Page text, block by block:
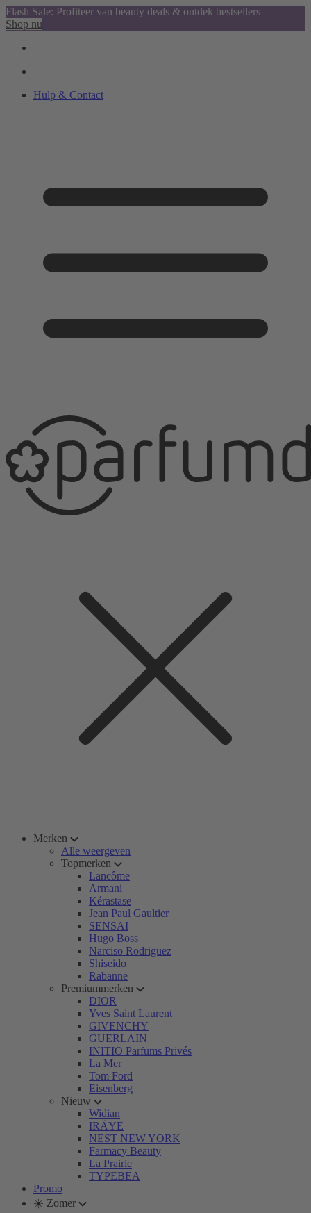
Flash Sale: Profiteer van beauty deals & ontdek bestsellers
Shop nu
Hulp & Contact
Merken
Alle weergeven
Topmerken
Lancôme
Armani
Kérastase
Jean Paul Gaultier
SENSAI
Hugo Boss
Narciso Rodriguez
Shiseido
Rabanne
Premiummerken
DIOR
Yves Saint Laurent
GIVENCHY
GUERLAIN
INITIO Parfums Privés
La Mer
Tom Ford
Eisenberg
Nieuw
Widian
IRÄYE
NEST NEW YORK
Farmacy Beauty
La Prairie
TYPEBEA
Promo
☀️ Zomer